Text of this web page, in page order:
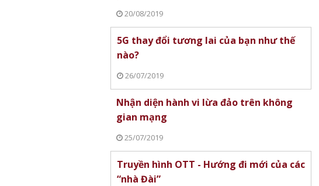
20/08/2019
5G thay đổi tương lai của bạn như thế
nào?
26/07/2019
Nhận diện hành vi lừa đảo trên không
gian mạng
25/07/2019
Truyền hình OTT - Hướng đi mới của các
“nhà Đài”